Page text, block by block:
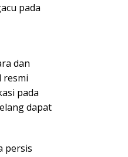
pada
dan
resmi
pada
dapat
persis